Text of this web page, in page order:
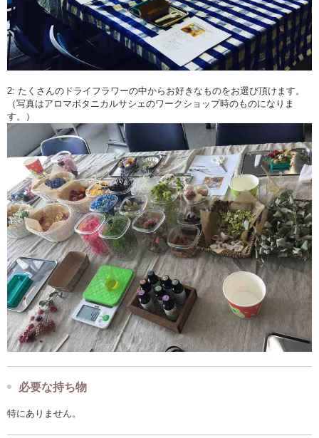
2: たくさんのドライフラワーの中からお好きなものをお選び頂けます。
（写真はアロマボタニカルサシェのワークショップ時のものになりま
す。）
必要な持ち物
特にありません。